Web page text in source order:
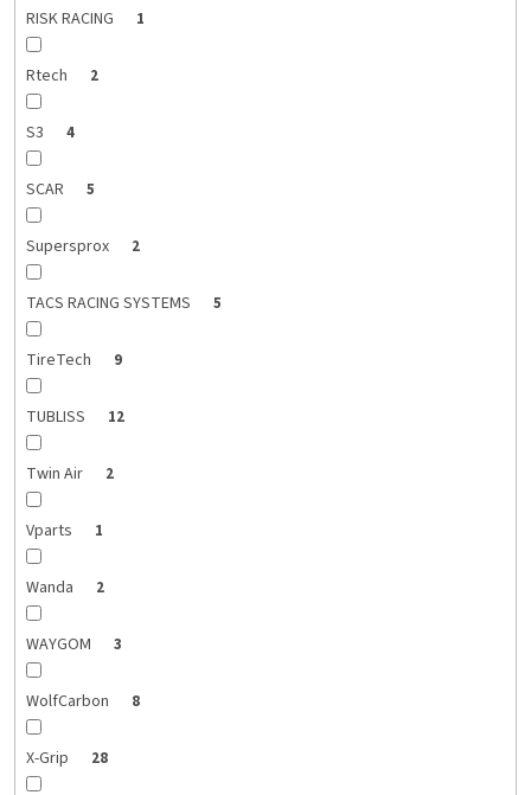
RISK RACING 1
Rtech 2
S3 4
SCAR 5
Supersprox 2
TACS RACING SYSTEMS 5
TireTech 9
TUBLISS 12
Twin Air 2
Vparts 1
Wanda 2
WAYGOM 3
WolfCarbon 8
X-Grip 28